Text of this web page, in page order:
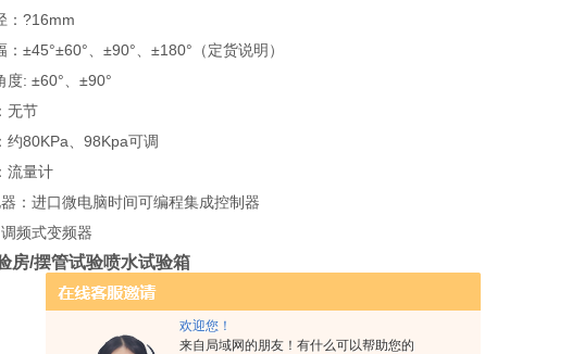
欢迎您！
来自局域网的朋友！有什么可以帮助您的
：?16mm
±45°±60°、±90°、±180°（定货说明）
度: ±60°、±90°
无节
约80KPa、98Kpa可调
流量计
：进口微电脑时间可编程集成控制器
频式变频器
房/摆管试验喷水试验箱